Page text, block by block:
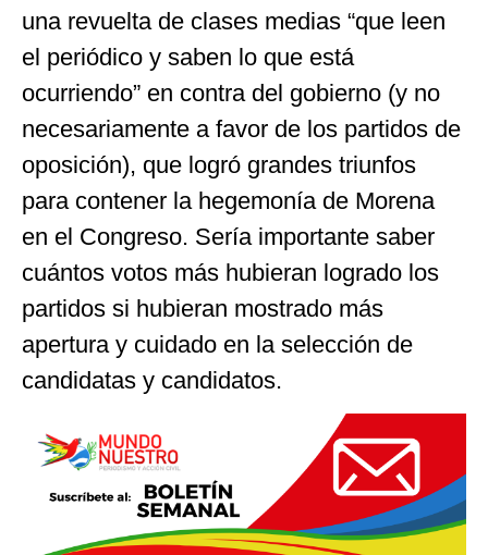
una revuelta de clases medias “que leen
el periódico y saben lo que está
ocurriendo” en contra del gobierno (y no
necesariamente a favor de los partidos de
oposición), que logró grandes triunfos
para contener la hegemonía de Morena
en el Congreso. Sería importante saber
cuántos votos más hubieran logrado los
partidos si hubieran mostrado más
apertura y cuidado en la selección de
candidatas y candidatos.